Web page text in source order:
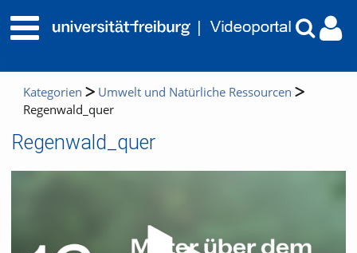
Kategorien
Umwelt und Natürliche Ressourcen
Regenwald_quer
Regenwald_quer